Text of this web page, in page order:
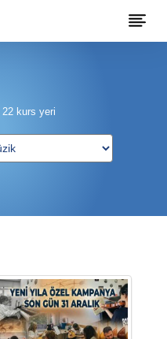
22 kurs yeri